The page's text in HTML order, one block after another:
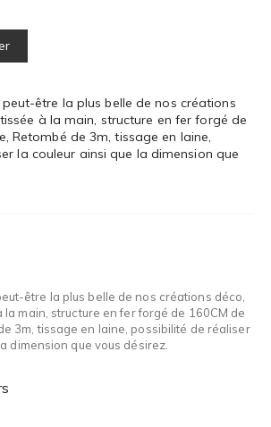
être la plus belle de nos créations
à la main, structure en fer forgé de
Retombé de 3m, tissage en laine,
la couleur ainsi que la dimension que
être la plus belle de nos créations déco,
main, structure en fer forgé de 160CM de
3m, tissage en laine, possibilité de réaliser
dimension que vous désirez.